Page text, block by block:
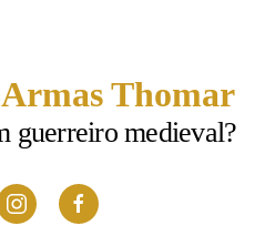
Thomar
guerreiro medieval?